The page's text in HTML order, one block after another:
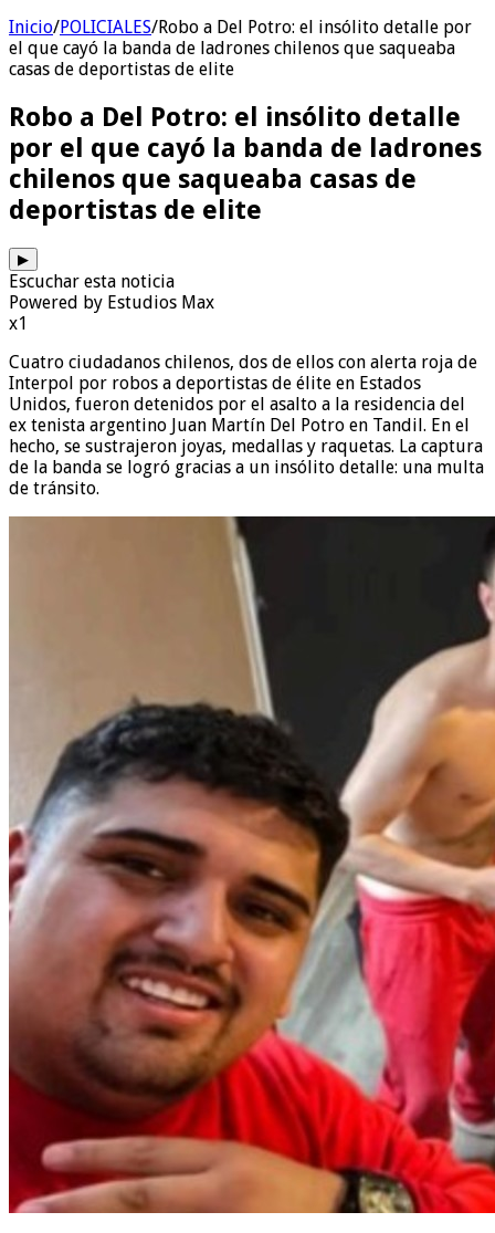
Inicio/POLICIALES/Robo a Del Potro: el insólito detalle por
el que cayó la banda de ladrones chilenos que saqueaba
casas de deportistas de elite
Robo a Del Potro: el insólito detalle
por el que cayó la banda de ladrones
chilenos que saqueaba casas de
deportistas de elite
▶
Escuchar esta noticia
Powered by Estudios Max
x1
Cuatro ciudadanos chilenos, dos de ellos con alerta roja de
Interpol por robos a deportistas de élite en Estados
Unidos, fueron detenidos por el asalto a la residencia del
ex tenista argentino Juan Martín Del Potro en Tandil. En el
hecho, se sustrajeron joyas, medallas y raquetas. La captura
de la banda se logró gracias a un insólito detalle: una multa
de tránsito.